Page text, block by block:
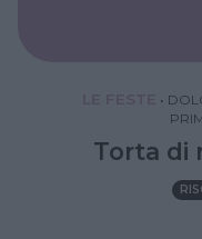
•
Torta di